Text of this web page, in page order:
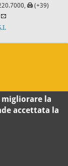
(+39)
migliorare la
accettata la